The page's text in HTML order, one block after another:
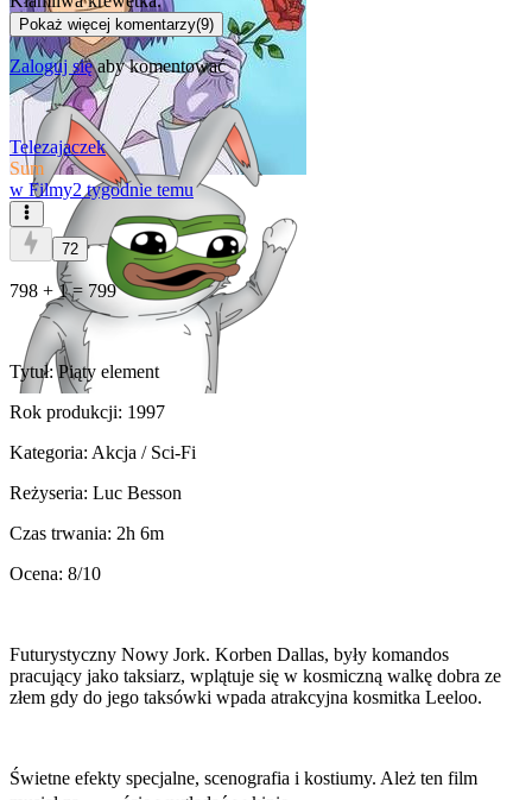
Pokaż więcej komentarzy(9)
Zaloguj sięaby komentować
Telezajaczek
Sum
w Filmy2 tygodnie temu
72
798 + 1 = 799
Tytuł: Piąty element
Rok produkcji: 1997
Kategoria: Akcja / Sci-Fi
Reżyseria: Luc Besson
Czas trwania: 2h 6m
Ocena: 8/10
Futurystyczny Nowy Jork. Korben Dallas, były komandos
pracujący jako taksiarz, wplątuje się w kosmiczną walkę dobra ze
złem gdy do jego taksówki wpada atrakcyjna kosmitka Leeloo.
Świetne efekty specjalne, scenografia i kostiumy. Ależ ten film